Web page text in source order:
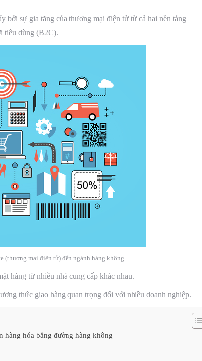
bởi sự gia tăng của thương mại điện tử từ cả hai nền tảng
tiêu dùng (B2C).
(thương mại điện tử) đến ngành hàng không
hàng từ nhiều nhà cung cấp khác nhau.
thức giao hàng quan trọng đối với nhiều doanh nghiệp.
hàng hóa bằng đường hàng không